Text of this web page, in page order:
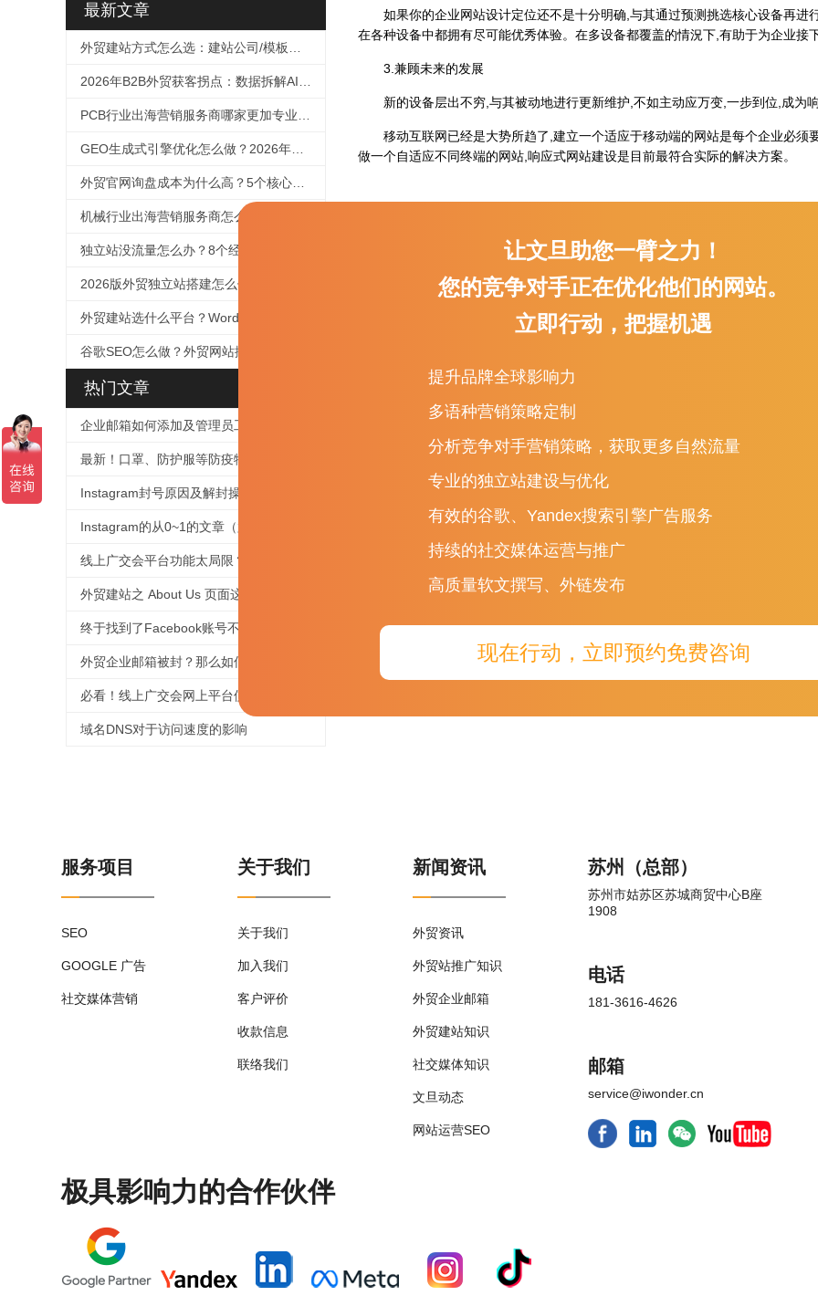
最新文章
热门文章
企业邮箱如何添加及管理员工帐号
Instagram封号原因及解封操作
Instagram的从0~1的文章（六）
域名DNS对于访问速度的影响
如果你的企业网站设计定位还不是十分明确,与其通过预测挑选核心设备再进
在各种设备中都拥有尽可能优秀体验。在多设备都覆盖的情況下,有助于为企业接
3.兼顾未来的发展
新的设备层出不穷,与其被动地进行更新维护,不如主动应万变,一步到位,成为
移动互联网已经是大势所趋了,建立一个适应于移动端的网站是每个企业必须
做一个自适应不同终端的网站,响应式网站建设是目前最符合实际的解决方案。
外贸推广为什么要重视内容营销？
服务项目
SEO
GOOGLE 广告
社交媒体营销
关于我们
关于我们
加入我们
客户评价
收款信息
联络我们
新闻资讯
外贸资讯
外贸站推广知识
外贸企业邮箱
外贸建站知识
社交媒体知识
文旦动态
网站运营SEO
苏州（总部）
苏州市姑苏区苏城商贸中心B座
1908
电话
181-3616-4626
邮箱
service@iwonder.cn
极具影响力的合作伙伴
让文旦助您一臂之力！
您的竞争对手正在优化他们的网站。
立即行动，把握机遇
提升品牌全球影响力
多语种营销策略定制
分析竞争对手营销策略，获取更多自然流量
专业的独立站建设与优化
有效的谷歌、Yandex搜索引擎广告服务
持续的社交媒体运营与推广
高质量软文撰写、外链发布
现在行动，立即预约免费咨询